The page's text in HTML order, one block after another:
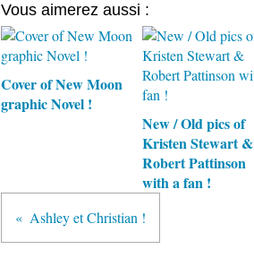
Vous aimerez aussi :
Cover of New Moon
graphic Novel !
New / Old pics of
Kristen Stewart &
Robert Pattinson
with a fan !
Ashley et Christian !